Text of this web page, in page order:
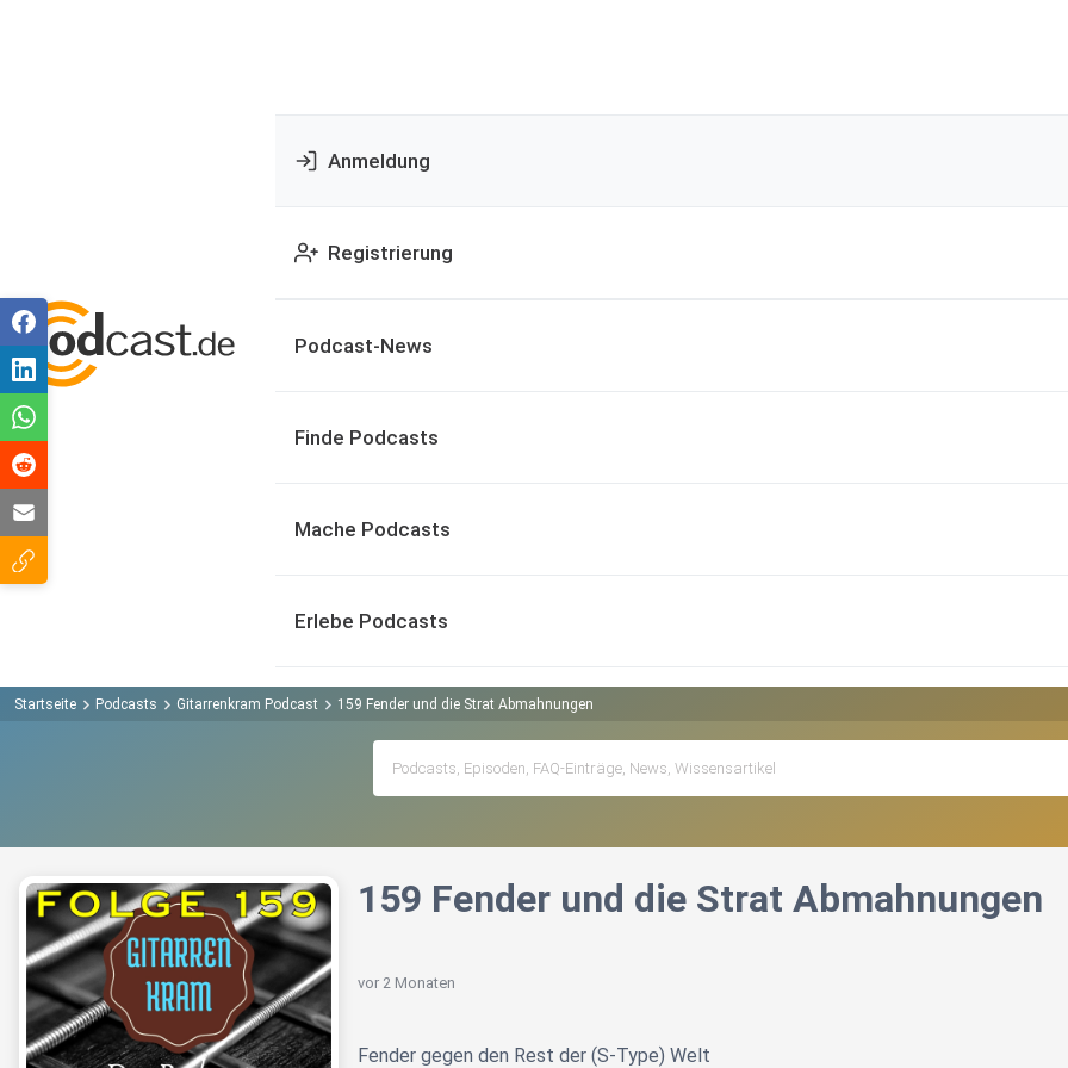
Anmeldung
Registrierung
Podcast-News
Finde Podcasts
Mache Podcasts
Erlebe Podcasts
Startseite Podcasts Gitarrenkram Podcast 159 Fender und die Strat Abmahnungen
159 Fender und die Strat Abmahnungen
vor 2 Monaten
Fender gegen den Rest der (S-Type) Welt